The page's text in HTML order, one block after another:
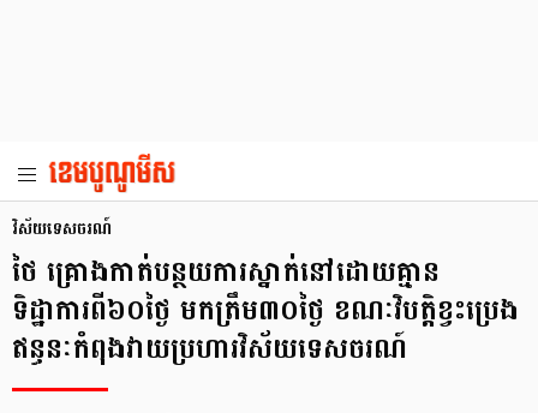
វិស័យទេសចរណ៍
ថៃ គ្រោងកាត់បន្ថយការស្នាក់នៅដោយគ្មាន
ទិដ្ឋាការពី៦០ថ្ងៃ មកត្រឹម៣០ថ្ងៃ ខណៈវិបត្តិខ្វះប្រេង
ឥន្ធនៈកំពុងវាយប្រហារវិស័យទេសចរណ៍